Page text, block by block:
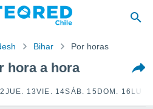
Bihar Por horas
hora a hora
JUE. 13VIE. 14SÁB. 15 DOM. 16